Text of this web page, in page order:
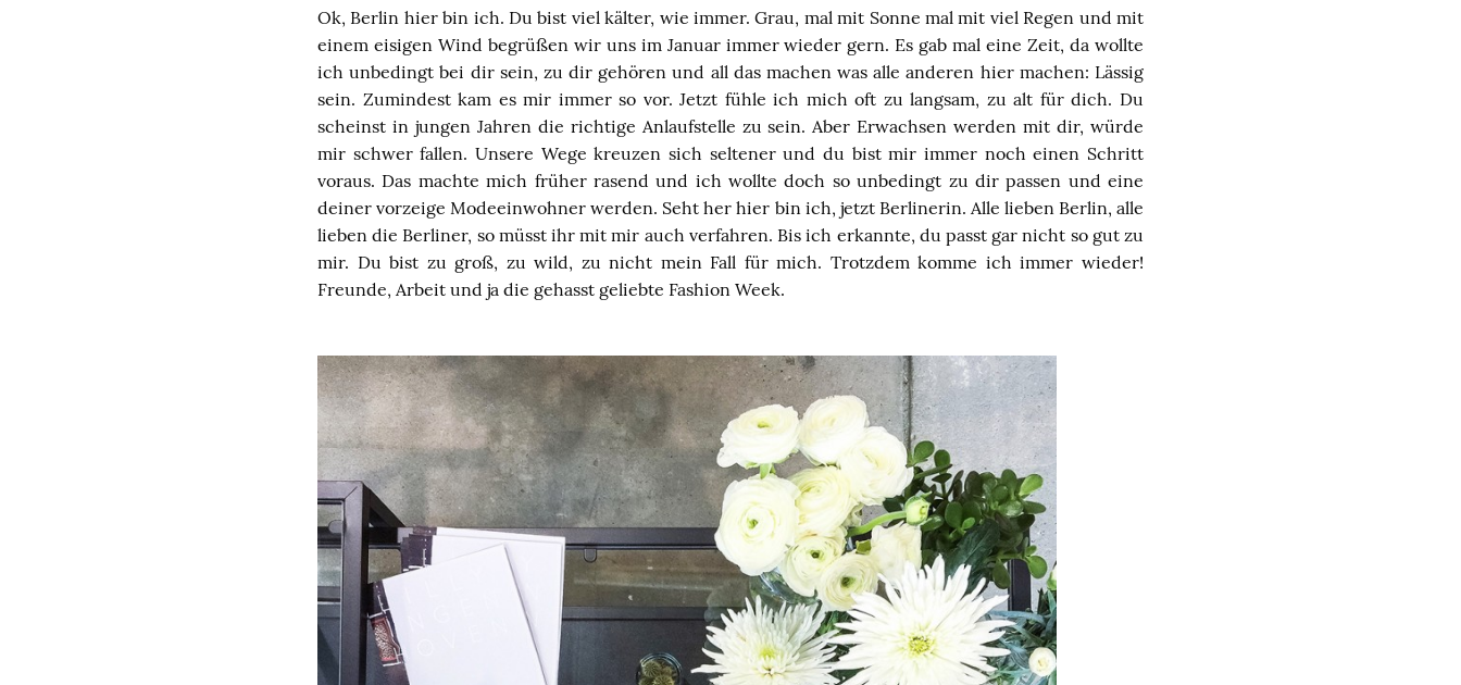
Ok, Berlin hier bin ich. Du bist viel kälter, wie immer. Grau, mal mit Sonne mal mit viel Regen und mit
einem eisigen Wind begrüßen wir uns im Januar immer wieder gern. Es gab mal eine Zeit, da wollte
ich unbedingt bei dir sein, zu dir gehören und all das machen was alle anderen hier machen: Lässig
sein. Zumindest kam es mir immer so vor. Jetzt fühle ich mich oft zu langsam, zu alt für dich. Du
scheinst in jungen Jahren die richtige Anlaufstelle zu sein. Aber Erwachsen werden mit dir, würde
mir schwer fallen. Unsere Wege kreuzen sich seltener und du bist mir immer noch einen Schritt
voraus. Das machte mich früher rasend und ich wollte doch so unbedingt zu dir passen und eine
deiner vorzeige Modeeinwohner werden. Seht her hier bin ich, jetzt Berlinerin. Alle lieben Berlin, alle
lieben die Berliner, so müsst ihr mit mir auch verfahren. Bis ich erkannte, du passt gar nicht so gut zu
mir. Du bist zu groß, zu wild, zu nicht mein Fall für mich. Trotzdem komme ich immer wieder!
Freunde, Arbeit und ja die gehasst geliebte Fashion Week.